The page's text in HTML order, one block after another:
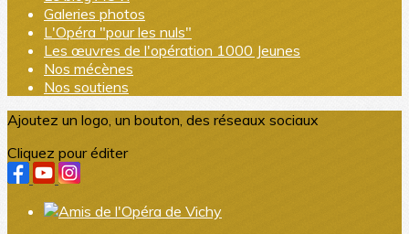
Galeries photos
L'Opéra "pour les nuls"
Les œuvres de l'opération 1000 Jeunes
Nos mécènes
Nos soutiens
Ajoutez un logo, un bouton, des réseaux sociaux
Cliquez pour éditer